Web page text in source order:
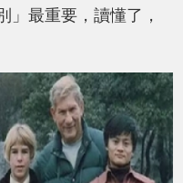
」最重要，讀懂了，